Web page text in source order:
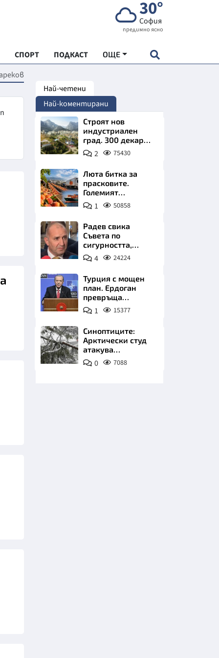
30°
София
предимно ясно
СПОРТ ПОДКАСТ ОЩЕ
"ЧУДЕСАТА НА БЪЛГАРИЯ"
ХРАНА
Най-четени
Най-коментирани
Строят нов
индустриален
град. 300 декара
чакат златни
заводи
2 75430
Люта битка за
прасковите.
Големият
победител е
Турция
1 50858
Радев свика
Съвета по
сигурността,
следва ключово
изявление
4 24224
Турция с мощен
план. Ердоган
превръща
Джейхан в
петролно чудо
1 15377
Синоптиците:
Арктически студ
атакува
Балканите.
Фалшивата зима
0 7088